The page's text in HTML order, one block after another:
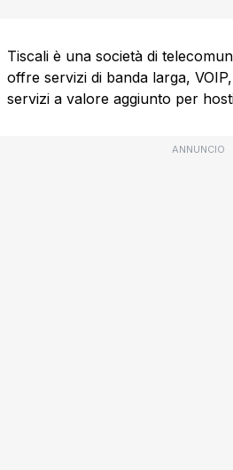
Tiscali è una società di
offre servizi di banda larga,
servizi a valore aggiunto per
ANNUNCIO